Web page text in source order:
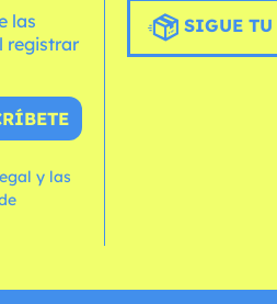
las
registrar
y las
SIGUE